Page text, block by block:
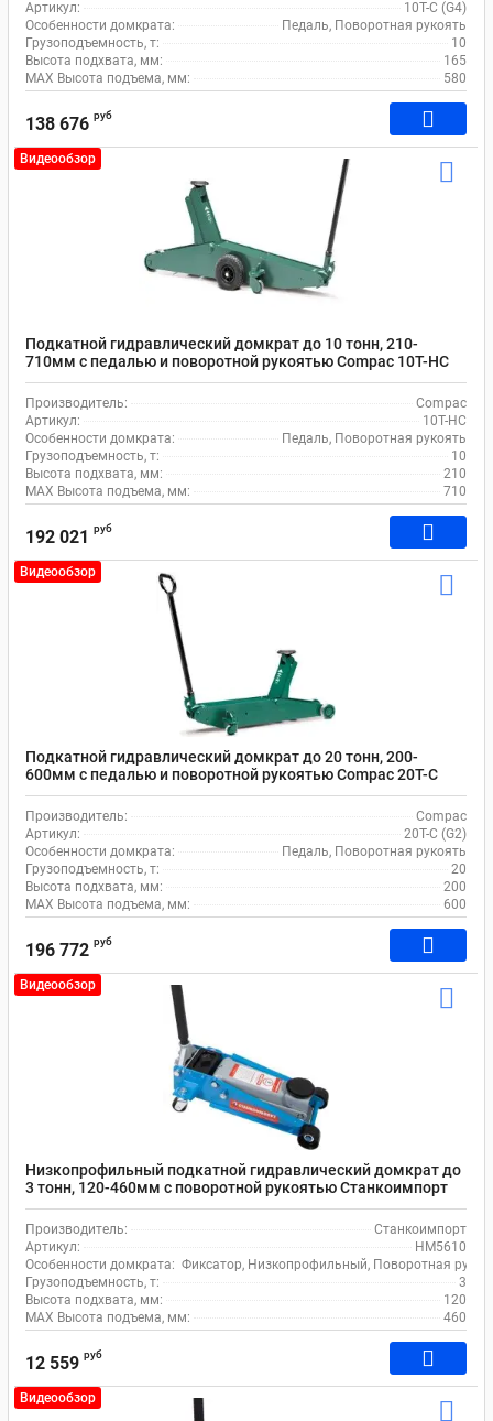
Артикул:
10T-C (G4)
Особенности домкрата:
Педаль, Поворотная рукоять
Грузоподъемность, т:
10
Высота подхвата, мм:
165
MAX Высота подъема, мм:
580
138 676 руб
Видеообзор
Подкатной гидравлический домкрат до 10 тонн, 210-
710мм с педалью и поворотной рукоятью Compac 10T-HC
Производитель:
Compac
Артикул:
10T-HC
Особенности домкрата:
Педаль, Поворотная рукоять
Грузоподъемность, т:
10
Высота подхвата, мм:
210
MAX Высота подъема, мм:
710
192 021 руб
Видеообзор
Подкатной гидравлический домкрат до 20 тонн, 200-
600мм с педалью и поворотной рукоятью Compac 20T-C
(G2)
Производитель:
Compac
Артикул:
20T-C (G2)
Особенности домкрата:
Педаль, Поворотная рукоять
Грузоподъемность, т:
20
Высота подхвата, мм:
200
MAX Высота подъема, мм:
600
196 772 руб
Видеообзор
Низкопрофильный подкатной гидравлический домкрат до
3 тонн, 120-460мм с поворотной рукоятью Станкоимпорт
HM5610
Производитель:
Станкоимпорт
Артикул:
HM5610
Особенности домкрата: Фиксатор, Низкопрофильный, Поворотная
Грузоподъемность, т:
3
Высота подхвата, мм:
120
MAX Высота подъема, мм:
460
12 559 руб
Видеообзор